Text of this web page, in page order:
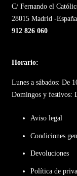
C/ Fernando el
28015 Madrid -España
912 826 060
Horario:
Lunes a sábados: De
Domingos y festivos:
Aviso legal
Condiciones
Devoluciones
Política de